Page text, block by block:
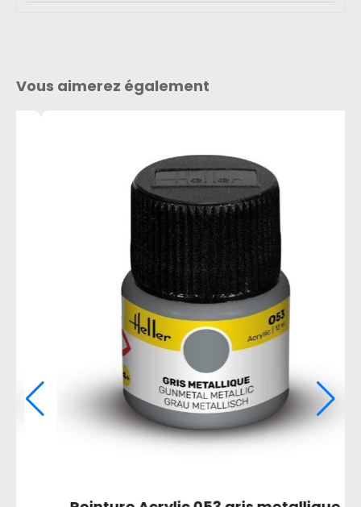
Vous aimerez également
Colle liquide expert bleu
Faller